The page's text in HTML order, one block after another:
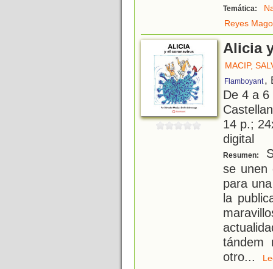
Temática:
Reyes
Alicia
MACIP,
Flamboyant ,
De 4 a
14 p.;
digital
Resumen:
se unen
para
la
tándem
otro...